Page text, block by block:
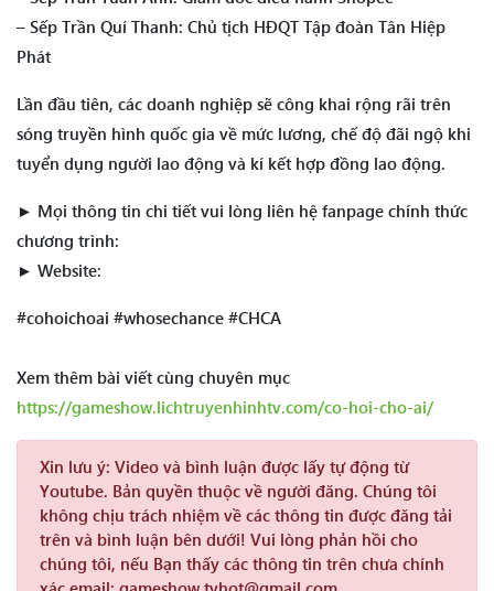
– Sếp Trần Quí Thanh: Chủ tịch HĐQT Tập đoàn Tân Hiệp
Phát
Lần đầu tiên, các doanh nghiệp sẽ công khai rộng rãi trên
sóng truyền hình quốc gia về mức lương, chế độ đãi ngộ khi
tuyển dụng người lao động và kí kết hợp đồng lao động.
► Mọi thông tin chi tiết vui lòng liên hệ fanpage chính thức
chương trình:
► Website:
#cohoichoai #whosechance #CHCA
Xem thêm bài viết cùng chuyên mục
https://gameshow.lichtruyenhinhtv.com/co-hoi-cho-ai/
Xin lưu ý: Video và bình luận được lấy tự động từ
Youtube. Bản quyền thuộc về người đăng. Chúng tôi
không chịu trách nhiệm về các thông tin được đăng tải
trên và bình luận bên dưới! Vui lòng phản hồi cho
chúng tôi, nếu Bạn thấy các thông tin trên chưa chính